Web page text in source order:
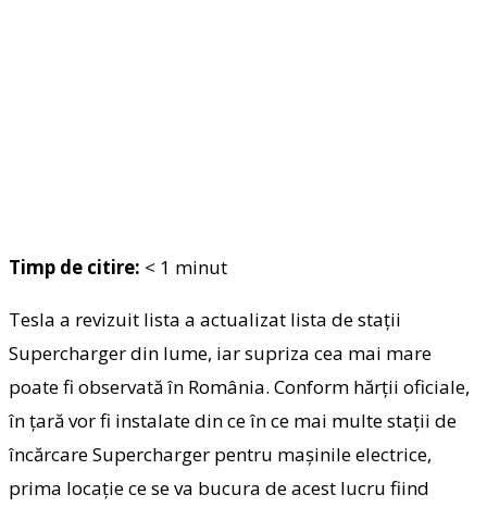
Timp de citire: < 1 minut
Tesla a revizuit lista a actualizat lista de stații
Supercharger din lume, iar supriza cea mai mare
poate fi observată în România. Conform hărții oficiale,
în țară vor fi instalate din ce în ce mai multe stații de
încărcare Supercharger pentru mașinile electrice,
prima locație ce se va bucura de acest lucru fiind